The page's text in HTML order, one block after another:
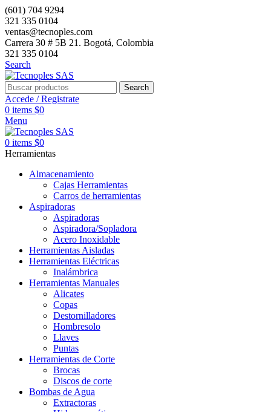
(601) 704 9294
321 335 0104
ventas@tecnoples.com
Carrera 30 # 5B 21. Bogotá, Colombia
321 335 0104
Search
Search
Accede / Registrate
0 items $0
Menu
0 items $0
Herramientas
Almacenamiento
Cajas Herramientas
Carros de herramientas
Aspiradoras
Aspiradoras
Aspiradora/Sopladora
Acero Inoxidable
Herramientas Aisladas
Herramientas Eléctricas
Inalámbrica
Herramientas Manuales
Alicates
Copas
Destornilladores
Hombresolo
Llaves
Puntas
Herramientas de Corte
Brocas
Discos de corte
Bombas de Agua
Extractoras